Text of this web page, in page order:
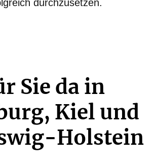
durchzusetzen.
Sie da in
Kiel und
Holstein